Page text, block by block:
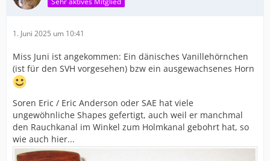
1. Juni 2025 um 10:41
Miss Juni ist angekommen: Ein dänisches Vanillehörnchen
(ist für den SVH vorgesehen) bzw ein ausgewachsenes Horn
Soren Eric / Eric Anderson oder SAE hat viele
ungewöhnliche Shapes gefertigt, auch weil er manchmal
den Rauchkanal im Winkel zum Holmkanal gebohrt hat, so
wie auch hier...